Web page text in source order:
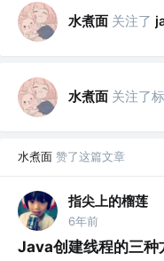
水煮面 关注了
水煮面 关注了
水煮面 赞了这篇文章
指尖上的榴莲
6年前
Java创建线程的三种